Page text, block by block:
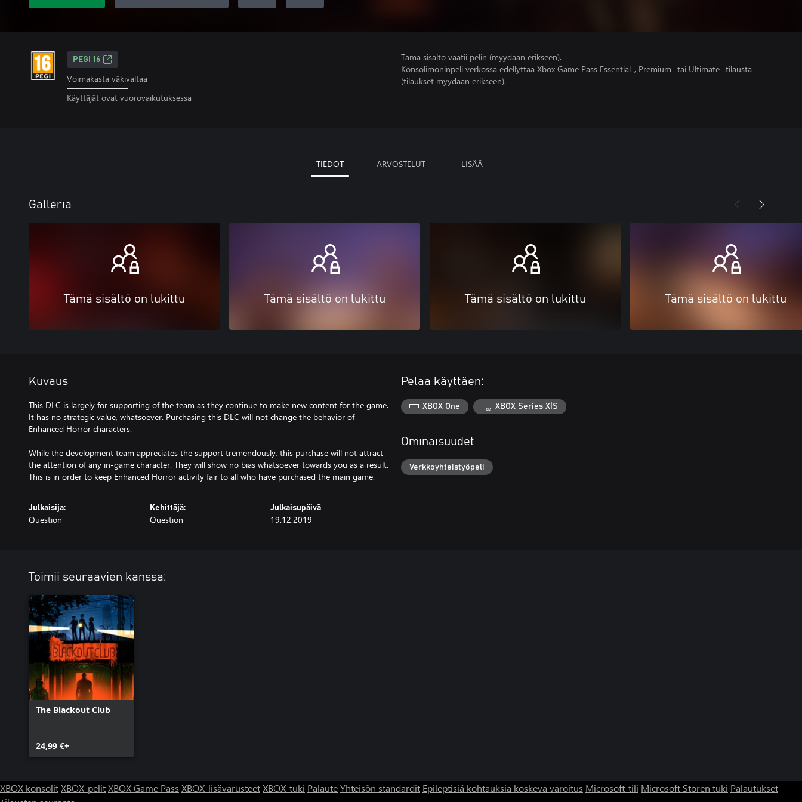
PEGI 16
Voimakasta väkivaltaa
Käyttäjät ovat vuorovaikutuksessa
Tämä sisältö vaatii pelin (myydään erikseen).
Konsolimoninpeli verkossa edellyttää Xbox Game Pass Essential-, Premium- tai Ultimate -tilausta
(tilaukset myydään erikseen).
TIEDOT ARVOSTELUT LISÄÄ
Galleria
Tämä sisältö on lukittu Tämä sisältö on lukittu Tämä sisältö on lukittu Tämä sisältö on lukittu
Kuvaus
This DLC is largely for supporting of the team as they continue to make new content for the game.
It has no strategic value, whatsoever. Purchasing this DLC will not change the behavior of
Enhanced Horror characters.
While the development team appreciates the support tremendously, this purchase will not attract
the attention of any in-game character. They will show no bias whatsoever towards you as a result.
This is in order to keep Enhanced Horror activity fair to all who have purchased the main game.
Julkaisija:
Question
Kehittäjä:
Question
Julkaisupäivä
19.12.2019
Pelaa käyttäen:
XBOX One XBOX Series X|S
Ominaisuudet
Verkkoyhteistyöpeli
Toimii seuraavien kanssa:
The Blackout Club
24,99 €+
XBOX konsolitXBOX-pelitXBOX Game Pass XBOX-lisävarusteetXBOX-tuki PalauteYhteisön standardit Epileptisiä kohtauksia koskeva varoitus Microsoft-tili Microsoft Storen tuki Palautukset